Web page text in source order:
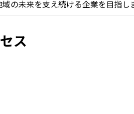
の未来を支え続ける企業を目指し
ス